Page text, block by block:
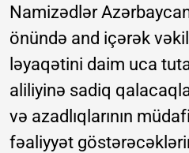
Namizədlər
önündə and içərək
ləyaqətini daim uca
aliliyinə sadiq
və azadlıqlarının
fəaliyyət